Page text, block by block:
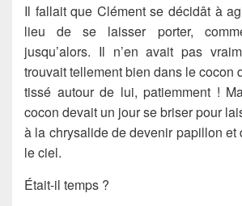
Il fallait que Clément se décidât à
lieu de se laisser porter,
jusqu’alors. Il n’en avait pas
trouvait tellement bien dans le cocon
tissé autour de lui, patiemment !
cocon devait un jour se briser pour
à la chrysalide de devenir papillon et
le ciel.
Était-il temps ?